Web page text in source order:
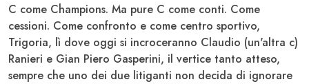
C come Champions. Ma pure C come conti. Come
cessioni. Come confronto e come centro sportivo,
Trigoria, lì dove oggi si incroceranno Claudio (un'altra c)
Ranieri e Gian Piero Gasperini, il vertice tanto atteso,
sempre che uno dei due litiganti non decida di ignorare